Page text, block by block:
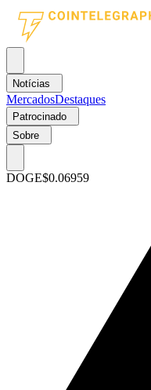
Notícias
MercadosDestaques
Patrocinado
Sobre
DOGE$0.06959